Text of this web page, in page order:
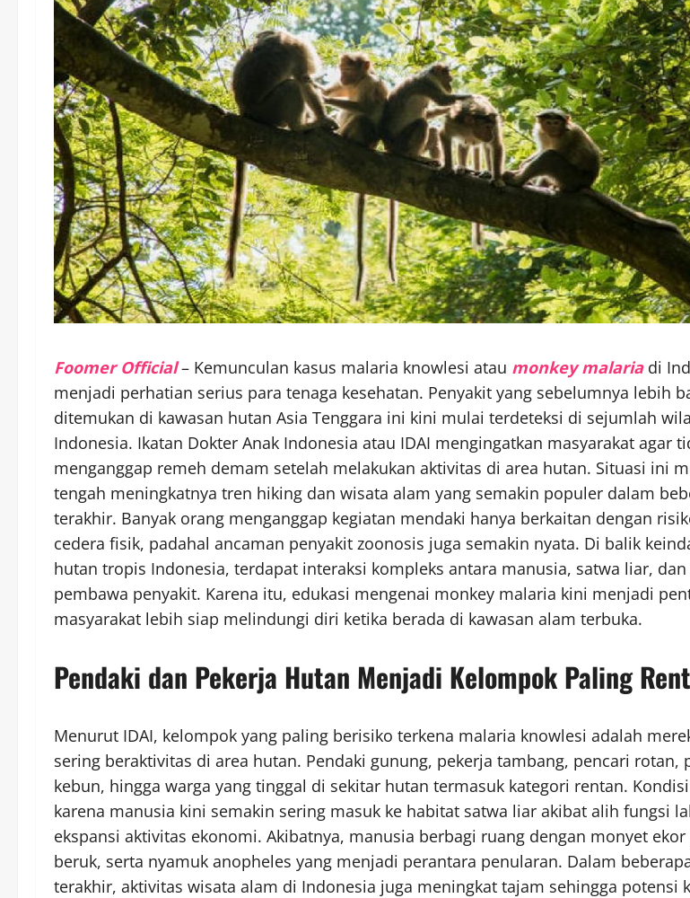
Foomer Official– Kemunculan kasus malaria knowlesi atau monkey malariadi
menjadi perhatian serius para tenaga kesehatan. Penyakit yang sebelumnya lebih
ditemukan di kawasan hutan Asia Tenggara ini kini mulai terdeteksi di sejumlah
Indonesia. Ikatan Dokter Anak Indonesia atau IDAI mengingatkan masyarakat agar
menganggap remeh demam setelah melakukan aktivitas di area hutan. Situasi ini
tengah meningkatnya tren hiking dan wisata alam yang semakin populer dalam
terakhir. Banyak orang menganggap kegiatan mendaki hanya berkaitan dengan
cedera fisik, padahal ancaman penyakit zoonosis juga semakin nyata. Di balik
hutan tropis Indonesia, terdapat interaksi kompleks antara manusia, satwa liar,
pembawa penyakit. Karena itu, edukasi mengenai monkey malaria kini menjadi
masyarakat lebih siap melindungi diri ketika berada di kawasan alam terbuka.
Pendaki dan Pekerja Hutan Menjadi Kelompok Paling
Menurut IDAI, kelompok yang paling berisiko terkena malaria knowlesi adalah
sering beraktivitas di area hutan. Pendaki gunung, pekerja tambang, pencari rotan,
kebun, hingga warga yang tinggal di sekitar hutan termasuk kategori rentan.
karena manusia kini semakin sering masuk ke habitat satwa liar akibat alih fungsi
ekspansi aktivitas ekonomi. Akibatnya, manusia berbagi ruang dengan monyet ekor
beruk, serta nyamuk anopheles yang menjadi perantara penularan. Dalam
terakhir, aktivitas wisata alam di Indonesia juga meningkat tajam sehingga potensi